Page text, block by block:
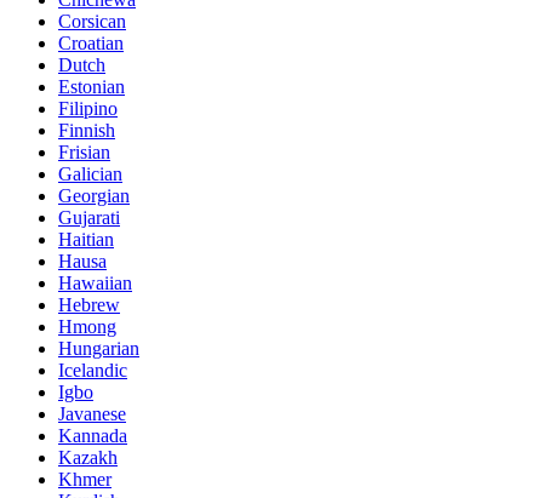
Corsican
Croatian
Dutch
Estonian
Filipino
Finnish
Frisian
Galician
Georgian
Gujarati
Haitian
Hausa
Hawaiian
Hebrew
Hmong
Hungarian
Icelandic
Igbo
Javanese
Kannada
Kazakh
Khmer